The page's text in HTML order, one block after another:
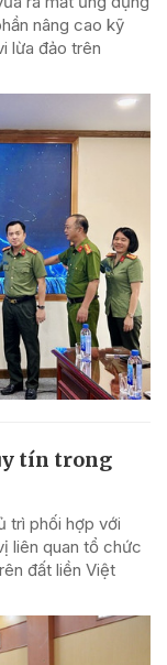
nâng cao kỹ
lừa đảo trên
tín trong
trì phối hợp với
liên quan tổ chức
đất liền Việt